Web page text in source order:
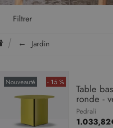
Filtrer
Jardin
Nouveauté - 15 %
Table
ronde -
Pedrali